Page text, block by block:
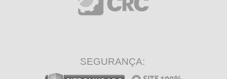
SEGURANÇA: